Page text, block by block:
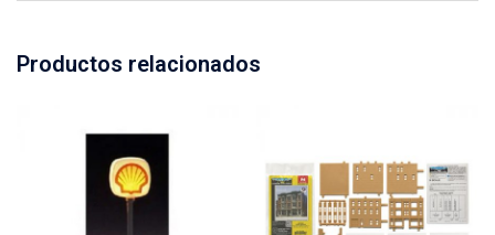
Productos relacionados